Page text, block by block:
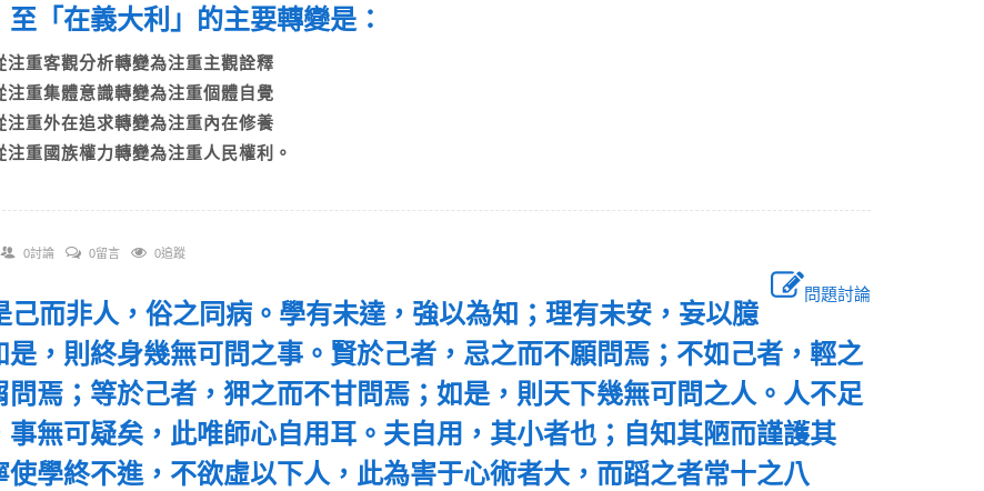
至「在義大利」的主要轉變是：
注重客觀分析轉變為注重主觀詮釋
注重集體意識轉變為注重個體自覺
注重外在追求轉變為注重內在修養
注重國族權力轉變為注重人民權利。
0討論 0留言 0追蹤
問題討論
己而非人，俗之同病。學有未達，強以為知；理有未安，妄以臆
是，則終身幾無可問之事。賢於己者，忌之而不願問焉；不如己者，輕之
問焉；等於己者，狎之而不甘問焉；如是，則天下幾無可問之人。人不足
事無可疑矣，此唯師心自用耳。夫自用，其小者也；自知其陋而謹護其
使學終不進，不欲虛以下人，此為害于心術者大，而蹈之者常十之八